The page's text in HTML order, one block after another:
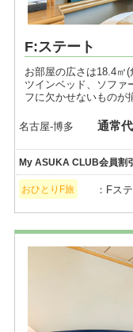
F:ステート
お部屋の広さは18.4
ツインベッド、ソファ
フに欠かせないものが
名古屋-博多 通常
My ASUKA CLUB会員割
おひとりF旅 ：Fス